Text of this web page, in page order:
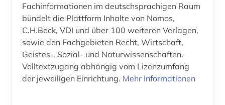
volltext (3)
volltext-datenbank (1)
völkerrecht (1)
walter de gruyter (1)
Fachinformationen im deutschsprachigen Raum
bündelt die Plattform Inhalte von Nomos,
C.H.Beck, VDI und über 100 weiteren Verlagen,
sowie den Fachgebieten Recht, Wirtschaft,
Geistes-, Sozial- und Naturwissenschaften.
Volltextzugang abhängig vom Lizenzumfang
der jeweiligen Einrichtung. Mehr Informationen